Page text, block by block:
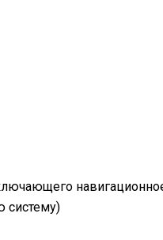
систему)